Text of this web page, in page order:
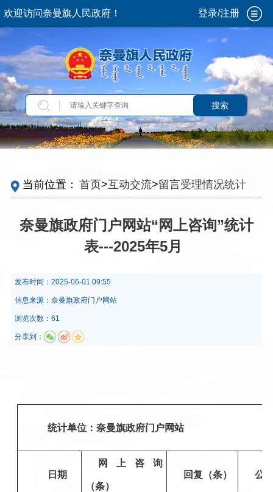
欢迎访问奈曼旗人民政府！ 登录/注册
搜索
当前位置： 首页>互动交流>留言受理情况统计
奈曼旗政府门户网站“网上咨询”统计
表---2025年5月
发布时间： 2025-06-01 09:55
信息来源： 奈曼旗政府门户网站
浏览次数：61
分享到：
统计单位：奈曼旗政府门户网站
日期
网上咨询
（条）
回复（条） 公